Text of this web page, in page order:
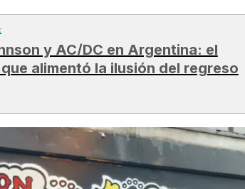
y AC/DC en Argentina: el
alimentó la ilusión del regreso